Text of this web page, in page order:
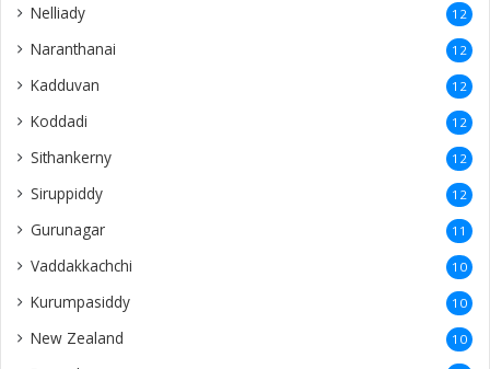
Nelliady 12
Naranthanai 12
Kadduvan 12
Koddadi 12
Sithankerny 12
Siruppiddy 12
Gurunagar 11
Vaddakkachchi 10
Kurumpasiddy 10
New Zealand 10